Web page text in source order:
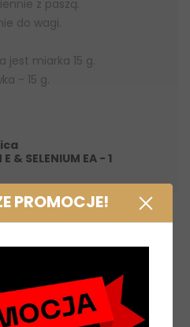
PROMOCJE!
z paszą.
do wagi.
jest miarka 15 g.
- 15 g.
& SELENIUM EA - 1
KATEGORII ‹ ›